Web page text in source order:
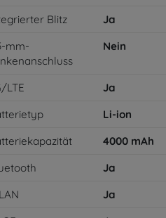
Blitz
Ja
mm-
Nein
LTE
Ja
Li-ion
4000 mAh
Ja
Ja